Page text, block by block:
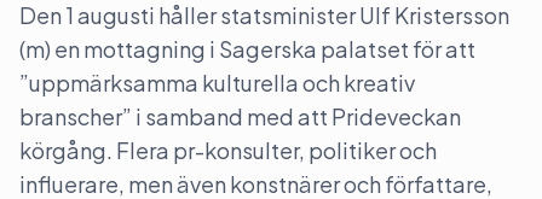
Den 1 augusti håller statsminister Ulf Kristersson
(m) en mottagning i Sagerska palatset för att
”uppmärksamma kulturella och kreativ
branscher” i samband med att Prideveckan
körgång. Flera pr-konsulter, politiker och
influerare, men även konstnärer och författare,